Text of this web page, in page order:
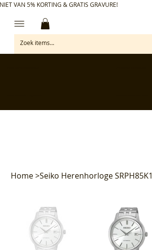
VAN 5% KORTING & GRATIS GRAVURE!
Home>Seiko Herenhorloge SRPH85K1